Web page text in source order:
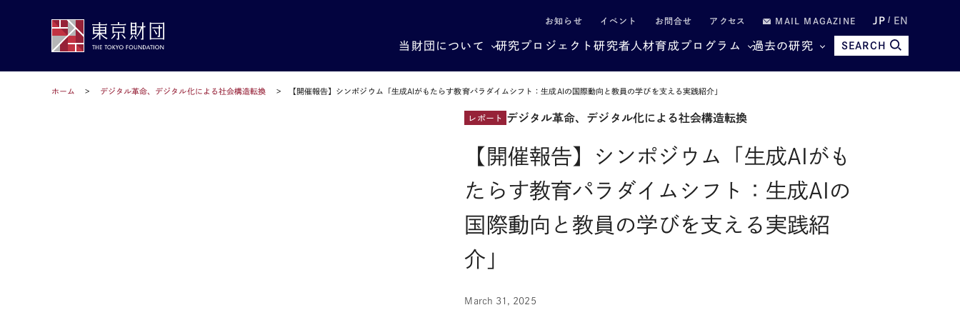
お知らせ イベント お問合せ アクセス MAIL MAGAZINE JP EN
当財団について 研究プロジェクト研究者 人材育成プログラム 過去の研究 SEARCH
ホーム デジタル革命、デジタル化による社会構造転換 【開催報告】シンポジウム「生成AIがもたらす教育パラダイムシフト：生成AIの国際動向と教員の学びを支える実践紹介」
レポート デジタル革命、デジタル化による社会構造転換
【開催報告】シンポジウム「生成AIがも
たらす教育パラダイムシフト：生成AIの
国際動向と教員の学びを支える実践紹
介」
March 31, 2025